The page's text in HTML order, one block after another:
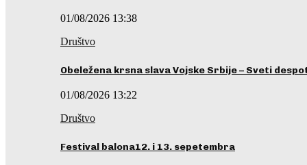
01/08/2026 13:38
Društvo
Obeležena krsna slava Vojske Srbije – Sveti
01/08/2026 13:22
Društvo
Festival balona12. i 13. sepetembra